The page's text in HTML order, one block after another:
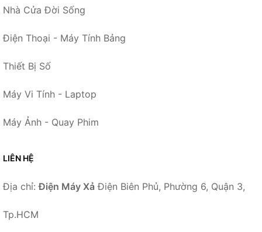
Nhà Cửa Đời Sống
Điện Thoại - Máy Tính Bảng
Thiết Bị Số
Máy Vi Tính - Laptop
Máy Ảnh - Quay Phim
LIÊN HỆ
Địa chỉ:Điện Máy Xả Điện Biên Phủ, Phường 6, Quận 3,
Tp.HCM